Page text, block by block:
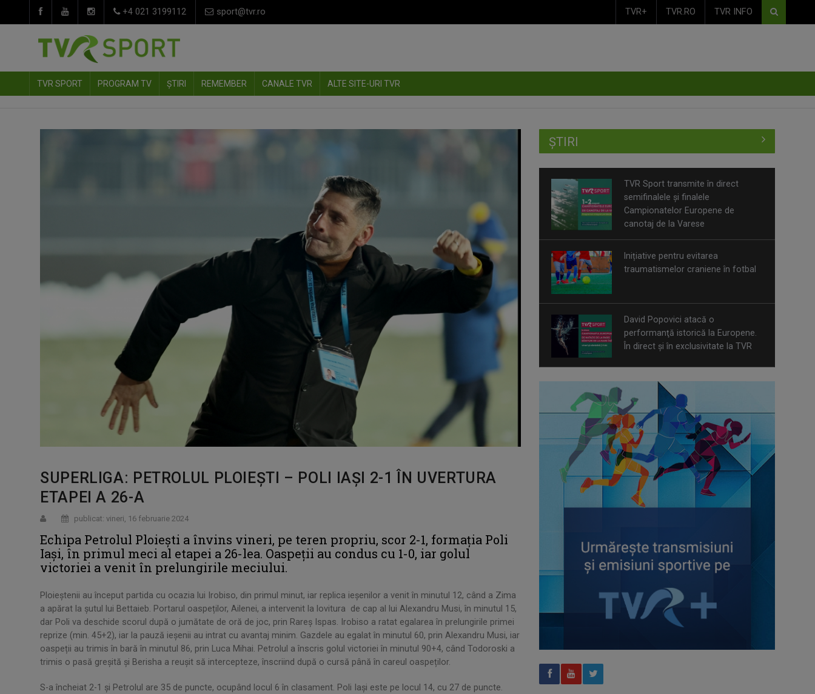
+4 021 3199112 sport@tvr.ro TVR+ TVR.RO TVR INFO
TVR SPORT PROGRAM TV ȘTIRI REMEMBER CANALE TVR ALTE SITE-URI TVR
SUPERLIGA: PETROLUL PLOIEȘTI – POLI IAȘI 2-1 ÎN UVERTURA
ETAPEI A 26-A
publicat: vineri, 16 februarie 2024
Echipa Petrolul Ploiești a învins vineri, pe teren propriu, scor 2-1, formația Poli
Iași, în primul meci al etapei a 26-lea. Oaspeții au condus cu 1-0, iar golul
victoriei a venit în prelungirile meciului.
Ploieștenii au început partida cu ocazia lui Irobiso, din primul minut, iar replica ieșenilor a venit în minutul 12, când a Zima
a apărat la șutul lui Bettaieb. Portarul oaspeților, Ailenei, a intervenit la lovitura de cap al lui Alexandru Musi, în minutul 15,
dar Poli va deschide scorul după o jumătate de oră de joc, prin Rareș Ispas. Irobiso a ratat egalarea în prelungirile primei
reprize (min. 45+2), iar la pauză ieșenii au intrat cu avantaj minim. Gazdele au egalat în minutul 60, prin Alexandru Musi, iar
oaspeții au trimis în bară în minutul 86, prin Luca Mihai. Petrolul a înscris golul victoriei în minutul 90+4, când Todoroski a
trimis o pasă greșită și Berisha a reușit să intercepteze, înscriind după o cursă până în careul oaspeților.
S-a încheiat 2-1 și Petrolul are 35 de puncte, ocupând locul 6 în clasament. Poli Iași este pe locul 14, cu 27 de puncte.
ȘTIRI
canotaj de la Varese
Inițiative pentru evitarea
Spectacol total la TVR: David
CONCACAF respinge planul FIFA de
privatizare parțială a activităților
comerciale
Tenis internațional la Târgu Mureș!
TVR Sport transmite finalele
AXERIA Open WTA 125